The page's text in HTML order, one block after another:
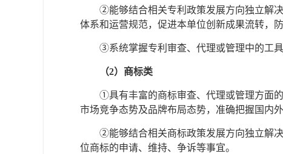
②能够结合相关专利政策发展方向独立解
体系和运营规范，促进本单位创新成果流转，
③系统掌握专利审查、代理或管理中的工
（2）商标类
①具有丰富的商标审查、代理或管理方面
市场竞争态势及品牌布局态势，准确把握国内
②能够结合相关商标政策发展方向独立解
位商标的申请、维持、争诉等事宜。